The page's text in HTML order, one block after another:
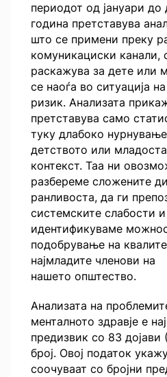
периодот од јануари
година претставува
што се примени преку
комуникациски канали,
раскажува за дете или
се наоѓа во ситуација
ризик. Анализата
претставува само
туку длабоко
детството или
контекст. Таа ни
разбереме сложените
ранливоста, да ги
системските слабости
идентификуваме
подобрување на
најмладите членови на
нашето општество.
Анализата на
менталното здравје е
предизвик со 83 дојави
број. Овој податок
соочуваат со бројни